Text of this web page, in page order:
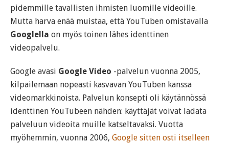
pidemmille tavallisten ihmisten luomille videoille.
Mutta harva enää muistaa, että YouTuben omistavalla
Googlella on myös toinen lähes identtinen
videopalvelu.
Google avasi Google Video -palvelun vuonna 2005,
kilpailemaan nopeasti kasvavan YouTuben kanssa
videomarkkinoista. Palvelun konsepti oli käytännössä
identtinen YouTubeen nähden: käyttäjät voivat ladata
palveluun videoita muille katseltavaksi. Vuotta
myöhemmin, vuonna 2006, Google sitten osti itselleen